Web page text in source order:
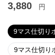
3,880 円
9マス仕切り
9マス仕切り